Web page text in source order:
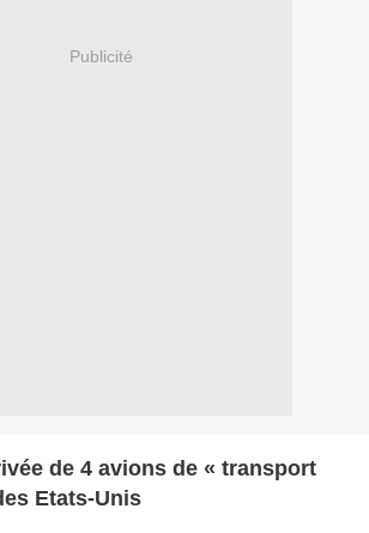
Publicité
de 4 avions de « transport
Etats-Unis